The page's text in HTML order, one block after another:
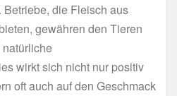
die Fleisch aus
gewähren den Tieren
wirkt sich nicht nur positiv
oft auch auf den Geschmack